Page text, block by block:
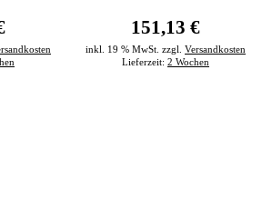
151,13 €
inkl. 19 % MwSt. zzgl. Versandkosten
Lieferzeit: 2 Wochen